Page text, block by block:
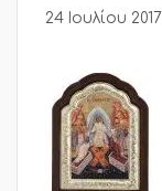
24 Ιουλίου 2017